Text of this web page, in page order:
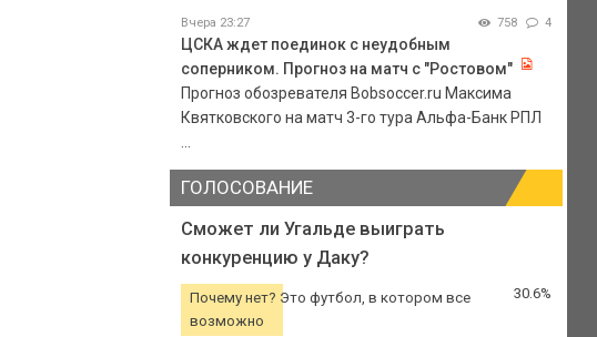
Вчера 23:27 758 4
ЦСКА ждет поединок с неудобным
соперником. Прогноз на матч с "Ростовом"
Прогноз обозревателя Bobsoccer.ru Максима
Квятковского на матч 3-го тура Альфа-Банк РПЛ
ГОЛОСОВАНИЕ
Сможет ли Угальде выиграть
конкуренцию у Даку?
Почему нет? Это футбол, в котором все
возможно
30.6%